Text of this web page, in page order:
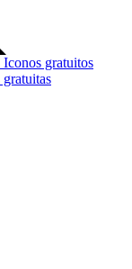
Iconos gratuitos